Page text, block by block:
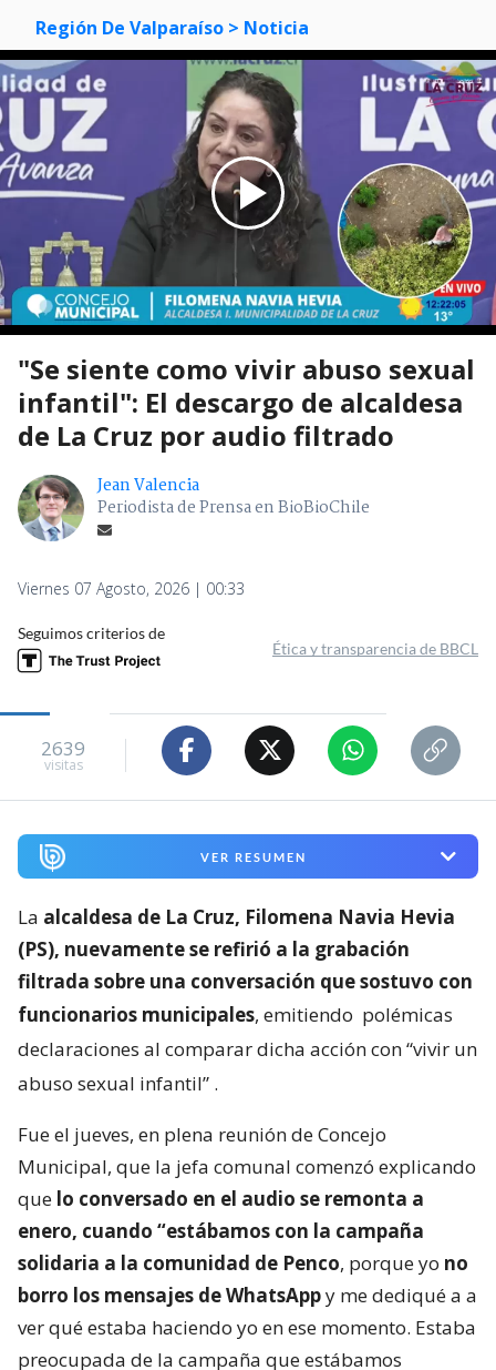
Región De Valparaíso > Noticia
"Se siente como vivir abuso sexual
infantil": El descargo de alcaldesa
de La Cruz por audio filtrado
Jean Valencia
Periodista de Prensa en BioBioChile
Viernes 07 Agosto, 2026 | 00:33
Seguimos criterios de
Ética y transparencia de BBCL
2639
visitas
VER RESUMEN
La alcaldesa de La Cruz, Filomena Navia Hevia
(PS), nuevamente se refirió a la grabación
filtrada sobre una conversación que sostuvo con
funcionarios municipales, emitiendo polémicas
declaraciones al comparar dicha acción con “vivir un
abuso sexual infantil” .
Fue el jueves, en plena reunión de Concejo
Municipal, que la jefa comunal comenzó explicando
que lo conversado en el audio se remonta a
enero, cuando “estábamos con la campaña
solidaria a la comunidad de Penco, porque yo no
borro los mensajes de WhatsAppy me dediqué a a
ver qué estaba haciendo yo en ese momento. Estaba
preocupada de la campaña que estábamos